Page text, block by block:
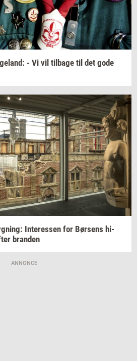
- Vi vil til­ba­ge til det gode
In­ter­es­sen for Bør­sens hi­
bran­den
ANNONCE